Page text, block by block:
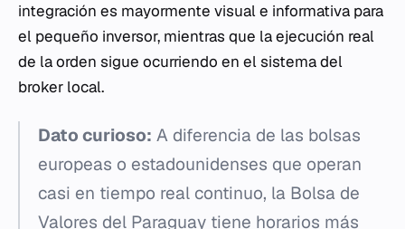
integración es mayormente visual e informativa para
el pequeño inversor, mientras que la ejecución real
de la orden sigue ocurriendo en el sistema del
broker local.
Dato curioso: A diferencia de las bolsas
europeas o estadounidenses que operan
casi en tiempo real continuo, la Bolsa de
Valores del Paraguay tiene horarios más